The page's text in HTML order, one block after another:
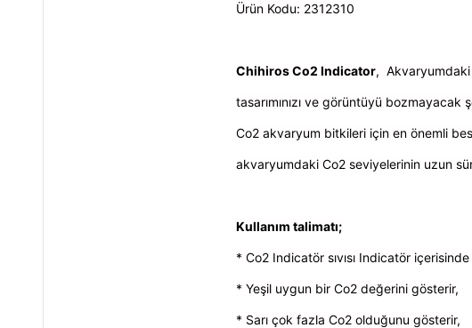
Ürün Kodu: 2312310
Chihiros Co2 Indicator, Akvaryumdaki
tasarımınızı ve görüntüyü bozmayacak
Co2 akvaryum bitkileri için en önemli
akvaryumdaki Co2 seviyelerinin uzun
Kullanım talimatı;
* Co2 Indicatör sıvısı Indicatör
* Yeşil uygun bir Co2 değerini gösterir,
* Sarı çok fazla Co2 olduğunu gösterir,